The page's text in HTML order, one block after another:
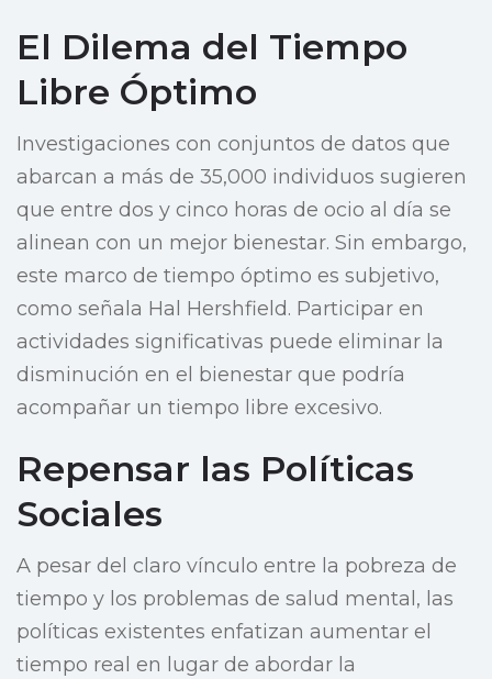
El Dilema del Tiempo
Libre Óptimo
Investigaciones con conjuntos de datos que
abarcan a más de 35,000 individuos sugieren
que entre dos y cinco horas de ocio al día se
alinean con un mejor bienestar. Sin embargo,
este marco de tiempo óptimo es subjetivo,
como señala Hal Hershfield. Participar en
actividades significativas puede eliminar la
disminución en el bienestar que podría
acompañar un tiempo libre excesivo.
Repensar las Políticas
Sociales
A pesar del claro vínculo entre la pobreza de
tiempo y los problemas de salud mental, las
políticas existentes enfatizan aumentar el
tiempo real en lugar de abordar la